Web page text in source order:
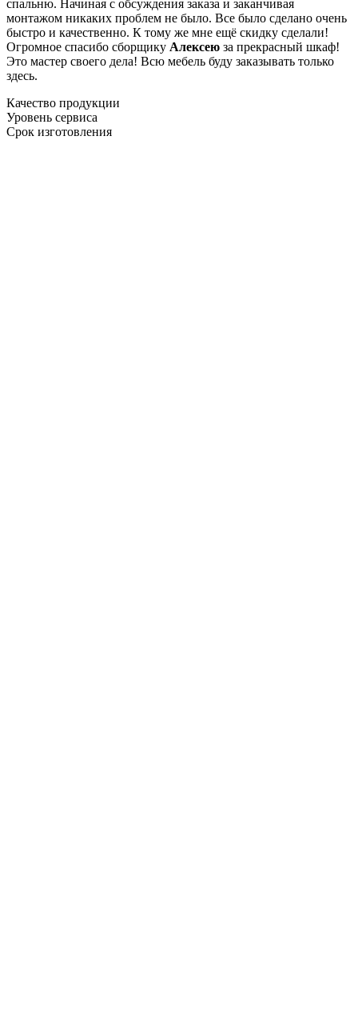
спальню. Начиная с обсуждения заказа и заканчивая
монтажом никаких проблем не было. Все было сделано очень
быстро и качественно. К тому же мне ещё скидку сделали!
Огромное спасибо сборщику Алексею за прекрасный шкаф!
Это мастер своего дела! Всю мебель буду заказывать только
здесь.
Качество продукции
Уровень сервиса
Срок изготовления